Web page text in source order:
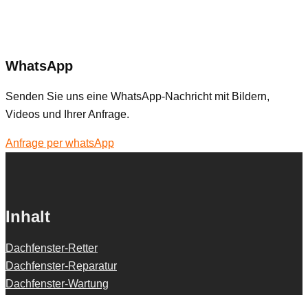
WhatsApp
Senden Sie uns eine WhatsApp-Nachricht mit Bildern,
Videos und Ihrer Anfrage.
Anfrage per whatsApp
Inhalt
Dachfenster-Retter
Dachfenster-Reparatur
Dachfenster-Wartung